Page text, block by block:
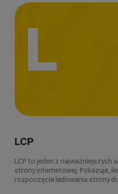
L
LCP
LCP to jeden z najważniejszych
strony internetowej. Pokazuje,
rozpoczęcia ładowania strony